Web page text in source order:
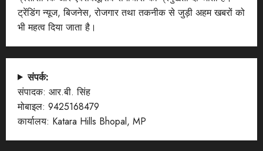
ट्रेंडिंग न्यूज, बिजनेस, रोजगार तथा तकनीक से जुड़ी अहम खबरों को
भी महत्व दिया जाता है।
संपर्क:
संपादक: आर.बी. सिंह
मोबाइल: 9425168479
कार्यालय: Katara Hills Bhopal, MP